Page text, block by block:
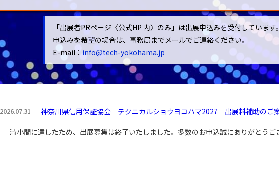
「出展者PRページ〈公式HP 内〉のみ」は出展申込みを受付しています
申込みを希望の場合は、事務局までメールでご連絡ください。
E-mail： info@tech-yokohama.jp
2026.07.31 神奈川県信用保証協会 テクニカルショウヨコハマ2027 出展料補助のご
満小間に達したため、出展募集は終了いたしました。多数のお申込誠にありがとうご